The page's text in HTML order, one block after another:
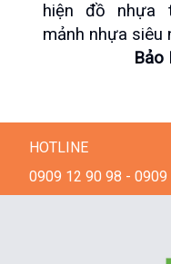
hiện đồ nhựa
mảnh nhựa siêu
Bảo
HOTLINE
0909 12 90 98 - 0909